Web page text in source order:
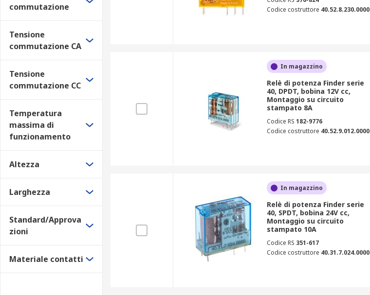
commutazione
Tensione
commutazione CA
Tensione
commutazione CC
Temperatura
massima di
funzionamento
Altezza
Larghezza
Standard/Approva
zioni
Materiale contatti
Codice costruttore 40.52.8.230.0000
In magazzino
Relè di potenza Finder serie
40, DPDT, bobina 12V cc,
Montaggio su circuito
stampato 8A
Codice RS 182-9776
Codice costruttore 40.52.9.012.0000
In magazzino
Relè di potenza Finder serie
40, SPDT, bobina 24V cc,
Montaggio su circuito
stampato 10A
Codice RS 351-617
Codice costruttore 40.31.7.024.0000